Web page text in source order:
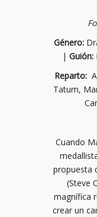
Género:
| Guión:
Reparto:
Tatum,
Cuando
propuesta
(Steve
magnífica
crear un